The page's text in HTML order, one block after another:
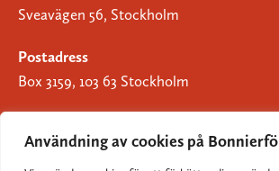
Användning av cookies på
Sveavägen 56, Stockholm
Postadress
Box 3159, 103 63 Stockholm